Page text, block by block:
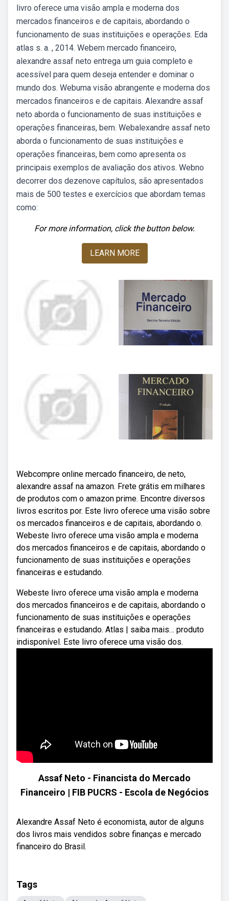
livro oferece uma visão ampla e moderna dos
mercados financeiros e de capitais, abordando o
funcionamento de suas instituições e operações. Eda
atlas s. a. , 2014. Webem mercado financeiro,
alexandre assaf neto entrega um guia completo e
acessível para quem deseja entender e dominar o
mundo dos. Webuma visão abrangente e moderna dos
mercados financeiros e de capitais. Alexandre assaf
neto aborda o funcionamento de suas instituições e
operações financeiras, bem. Webalexandre assaf neto
aborda o funcionamento de suas instituições e
operações financeiras, bem como apresenta os
principais exemplos de avaliação dos ativos. Webno
decorrer dos dezenove capítulos, são apresentados
mais de 500 testes e exercícios que abordam temas
como:
For more information, click the button below.
LEARN MORE
Webcompre online mercado financeiro, de neto,
alexandre assaf na amazon. Frete grátis em milhares
de produtos com o amazon prime. Encontre diversos
livros escritos por. Este livro oferece uma visão sobre
os mercados financeiros e de capitais, abordando o.
Webeste livro oferece uma visão ampla e moderna
dos mercados financeiros e de capitais, abordando o
funcionamento de suas instituições e operações
financeiras e estudando.
Webeste livro oferece uma visão ampla e moderna
dos mercados financeiros e de capitais, abordando o
funcionamento de suas instituições e operações
financeiras e estudando. Atlas | saiba mais… produto
indisponível. Este livro oferece uma visão dos.
Assaf Neto - Financista do Mercado
Financeiro | FIB PUCRS - Escola de Negócios
Alexandre Assaf Neto é economista, autor de alguns
dos livros mais vendidos sobre finanças e mercado
financeiro do Brasil.
Tags